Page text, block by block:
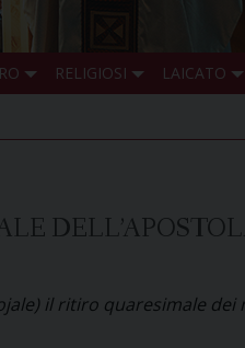
RELIGIOSI LAICATO
il ritiro quaresimale